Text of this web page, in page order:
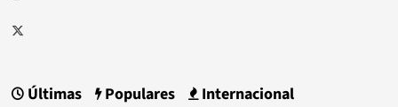
Twitter
Últimas Populares Internacional